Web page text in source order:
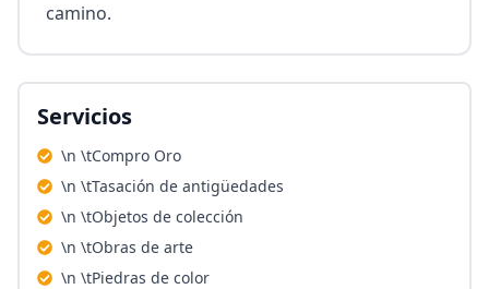
camino.
Servicios
\n \tCompro Oro
\n \tTasación de antigüedades
\n \tObjetos de colección
\n \tObras de arte
\n \tPiedras de color